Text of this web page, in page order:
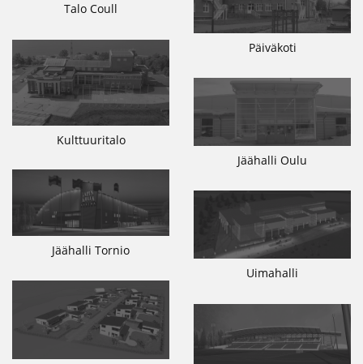
Talo Coull
Päiväkoti
Kulttuuritalo
Jäähalli Oulu
Jäähalli Tornio
Uimahalli